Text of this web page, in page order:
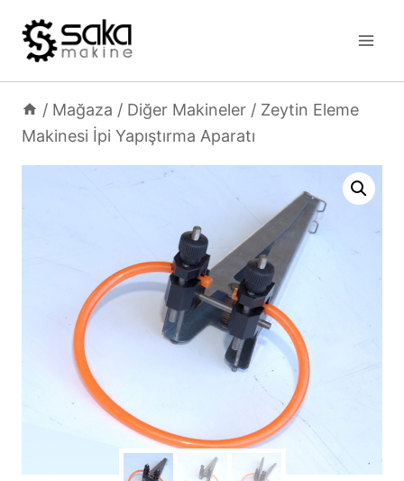
Skip
content
/ Mağaza / Diğer Makineler / Zeytin Eleme
Makinesi İpi Yapıştırma Aparatı